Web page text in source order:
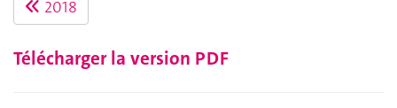
2018
Télécharger la version PDF